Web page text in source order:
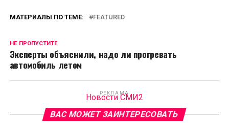
МАТЕРИАЛЫ ПО ТЕМЕ: FEATURED
НЕ ПРОПУСТИТЕ
Эксперты объяснили, надо ли прогревать
автомобиль летом
РЕКЛАМА
Новости СМИ2
ВАС МОЖЕТ ЗАИНТЕРЕСОВАТЬ